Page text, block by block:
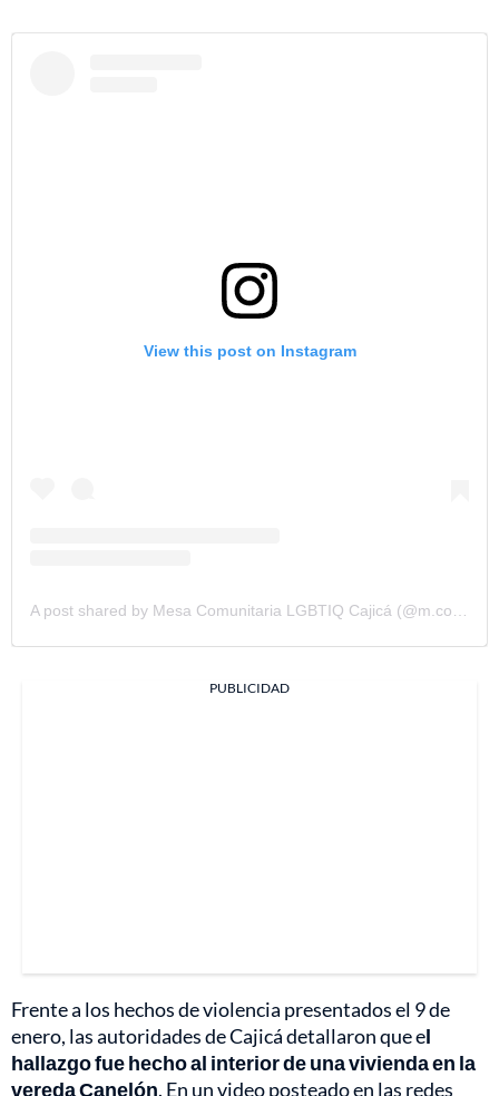
View this post on Instagram
PUBLICIDAD
Frente a los hechos de violencia presentados el 9 de
enero, las autoridades de Cajicá detallaron que el
hallazgo fue hecho al interior de una vivienda en la
vereda Canelón. En un video posteado en las redes